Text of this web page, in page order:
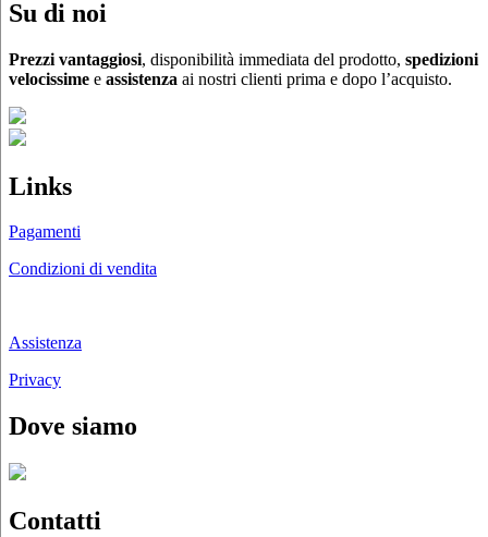
Su di noi
Prezzi vantaggiosi, disponibilità immediata del prodotto, spedizioni
velocissime e assistenza ai nostri clienti prima e dopo l’acquisto.
Links
Pagamenti
Condizioni di vendita
Assistenza
Privacy
Dove siamo
Contatti